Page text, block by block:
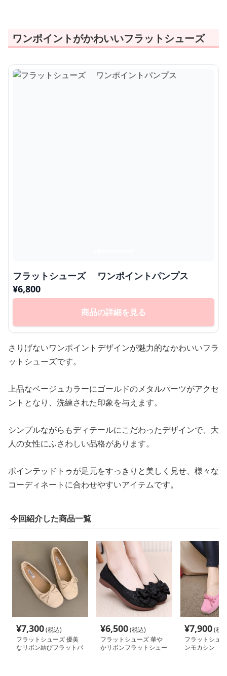
ワンポイントがかわいいフラットシューズ
フラットシューズ ワンポイントパンプス
¥6,800
商品の詳細を見る
さりげないワンポイントデザインが魅力的なかわいいフラ
ットシューズです。
上品なベージュカラーにゴールドのメタルパーツがアクセ
ントとなり、洗練された印象を与えます。
シンプルながらもディテールにこだわったデザインで、大
人の女性にふさわしい品格があります。
ポインテッドトゥが足元をすっきりと美しく見せ、様々な
コーディネートに合わせやすいアイテムです。
今回紹介した商品一覧
¥7,300(税込)
フラットシューズ 優美
なリボン結びフラットパ
¥6,500(税込)
フラットシューズ 華や
かリボンフラットシュー
¥7,900(税
フラットシュ
ンモカシン